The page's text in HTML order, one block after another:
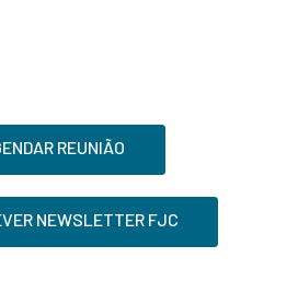
REUNIÃO
NEWSLETTER FJC